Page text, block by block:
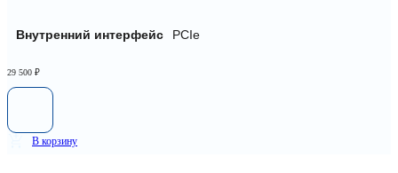
Внутренний интерфейс PCIe
29 500 ₽
В корзину